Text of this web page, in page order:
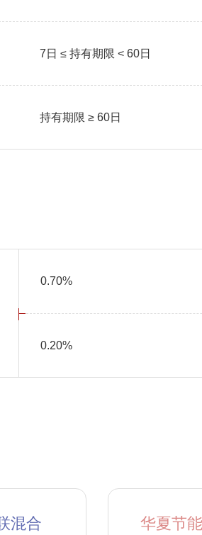
7日 ≤ 持有期限 < 60日
持有期限 ≥ 60日
0.70%
0.20%
混合
华夏节